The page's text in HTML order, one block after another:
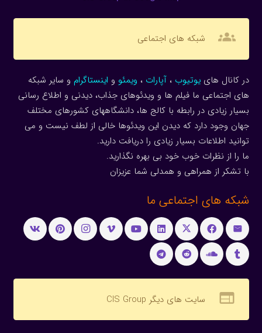
groups شبکه های اجتماعی
در کانال هاییوتیوب ، آپارات ، ویمئو و اینستاگرام و سایر شبکه
های اجتماعی ما فیلم ها و ویدئوهای جذاب، دیدنی و اطلاع رسانی
بسیار زیادی در رابطه با کالج ها، دانشگاههای کشورهای مختلف
جهان وجود دارد که دیدن این ویدئوها خالی از لطف نیست و می
توانید اطلاعات بسیار زیادی را دریافت دارید.
ما را از نظرات خوب خود بی بهره نگذارید.
با تشکر از همراهی و همدلی شما عزیزان
شبکه های اجتماعی ما
web سایت های دیگر CIS Group